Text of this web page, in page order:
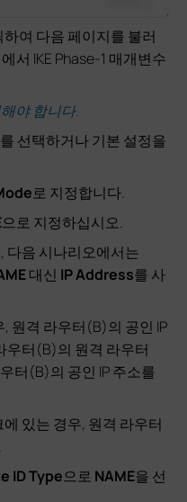
하여 다음 페이지를 불러
서 IKE Phase-1 매개변수
야 합니다.
를 선택하거나 기본 설정을
로 지정합니다.
으로 지정하십시오.
다음 시나리오에서는
대신 IP Address를 사
원격 라우터(B)의 공인 IP
우터(B)의 원격 라우터
터(B)의 공인 IP 주소를
있는 경우, 원격 라우터
ID Type으로 NAME을 선